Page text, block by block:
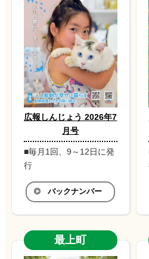
広報しんじょう 2026年7
月号
■毎月1回、9～12日に発
行
バックナンバー
最上町